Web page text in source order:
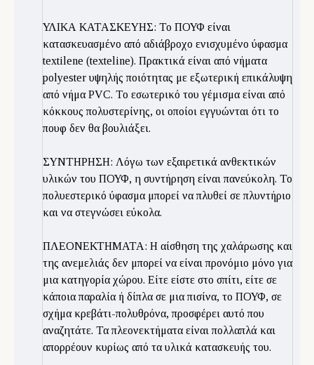
ΥΛΙΚΑ ΚΑΤΑΣΚΕΥΗΣ: Το ΠΟΥΦ είναι
κατασκευασμένο από αδιάβροχο ενισχυμένο ύφασμα
textilene (texteline). Πρακτικά είναι από νήματα
polyester υψηλής ποιότητας με εξωτερική επικάλυψη
από νήμα PVC. Το εσωτερικό του γέμισμα είναι από
κόκκους πολυστερίνης, οι οποίοι εγγυώνται ότι το
πουφ δεν θα βουλιάξει.
ΣΥΝΤΗΡΗΣΗ: Λόγω των εξαιρετικά ανθεκτικών
υλικών του ΠΟΥΦ, η συντήρηση είναι πανεύκολη. Το
πολυεστερικό ύφασμα μπορεί να πλυθεί σε πλυντήριο
και να στεγνώσει εύκολα.
ΠΛΕΟΝΕΚΤΗΜΑΤΑ: Η αίσθηση της χαλάρωσης και
της ανεμελιάς δεν μπορεί να είναι προνόμιο μόνο για
μια κατηγορία χώρου. Είτε είστε στο σπίτι, είτε σε
κάποια παραλία ή δίπλα σε μια πισίνα, το ΠΟΥΦ, σε
σχήμα κρεβάτι-πολυθρόνα, προσφέρει αυτό που
αναζητάτε. Τα πλεονεκτήματα είναι πολλαπλά και
απορρέουν κυρίως από τα υλικά κατασκευής του.